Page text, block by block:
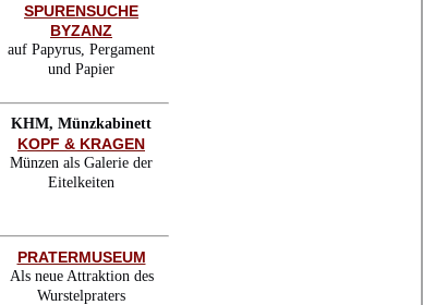
SPURENSUCHE
BYZANZ
auf Papyrus, Pergament
und Papier
KHM, Münzkabinett
KOPF & KRAGEN
Münzen als Galerie der
Eitelkeiten
PRATERMUSEUM
Als neue Attraktion des
Wurstelpraters